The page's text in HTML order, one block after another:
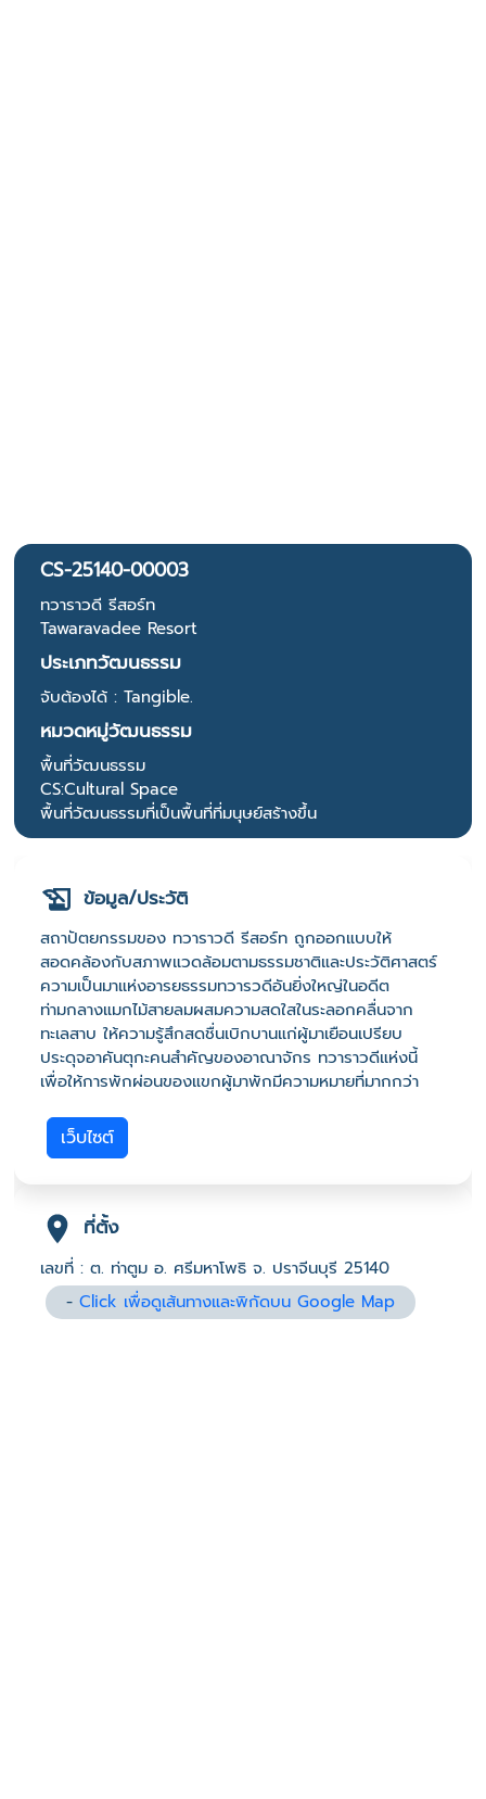
CS-25140-00003
ทวาราวดี รีสอร์ท
Tawaravadee Resort
ประเภทวัฒนธรรม
จับต้องได้ : Tangible.
หมวดหมู่วัฒนธรรม
พื้นที่วัฒนธรรม
CS:Cultural Space
พื้นที่วัฒนธรรมที่เป็นพื้นที่ที่มนุษย์สร้างขึ้น
ข้อมูล/ประวัติ
สถาปัตยกรรมของ ทวาราวดี รีสอร์ท ถูกออกแบบให้
สอดคล้องกับสภาพแวดล้อมตามธรรมชาติและประวัติศาสตร์
ความเป็นมาแห่งอารยธรรมทวารวดีอันยิ่งใหญ่ในอดีต
ท่ามกลางแมกไม้สายลมผสมความสดใสในระลอกคลื่นจาก
ทะเลสาบ ให้ความรู้สึกสดชื่นเบิกบานแก่ผู้มาเยือนเปรียบ
ประดุจอาคันตุกะคนสำคัญของอาณาจักร ทวาราวดีแห่งนี้
เพื่อให้การพักผ่อนของแขกผู้มาพักมีความหมายที่มากกว่า
เว็บไซต์
ที่ตั้ง
เลขที่ : ต. ท่าตูม อ. ศรีมหาโพธิ จ. ปราจีนบุรี 25140
-Click เพื่อดูเส้นทางและพิกัดบน Google Map